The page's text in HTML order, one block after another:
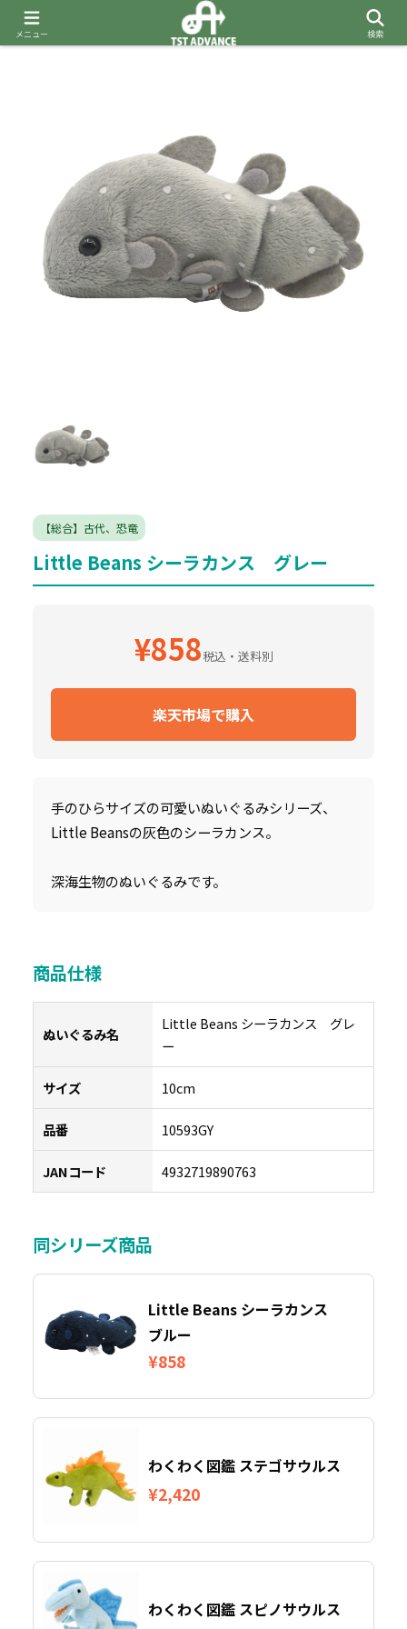
【総合】古代、恐竜
Little Beans シーラカンス グレー
¥858税込・送料別
楽天市場で購入
手のひらサイズの可愛いぬいぐるみシリーズ、
Little Beansの灰色のシーラカンス。
深海生物のぬいぐるみです。
商品仕様
ぬいぐるみ名
Little Beans シーラカンス グレ
ー
サイズ 10cm
品番 10593GY
JANコード 4932719890763
同シリーズ商品
Little Beans シーラカンス
ブルー
¥858
わくわく図鑑 ステゴサウルス
¥2,420
わくわく図鑑 スピノサウルス
メニュー 検索